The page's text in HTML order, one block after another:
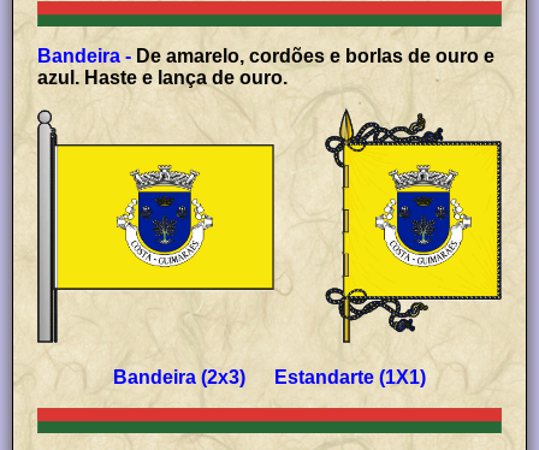
Bandeira - De amarelo, cordões e borlas de ouro e
azul. Haste e lança de ouro.
Bandeira (2x3) Estandarte (1X1)